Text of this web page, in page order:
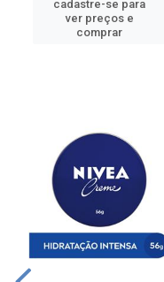
cadastre-se para
ver preços e
comprar